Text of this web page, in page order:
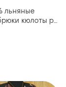
льняные
кюлоты р.
liza бежевые